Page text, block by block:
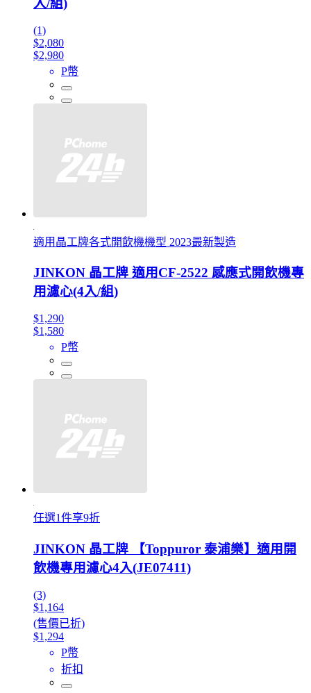
入/組)
(1)
$2,080
$2,980
P幣
適用晶工牌各式開飲機機型 2023最新製造
JINKON 晶工牌 適用CF-2522 感應式開飲機專
用濾心(4入/組)
$1,290
$1,580
P幣
任選1件享9折
JINKON 晶工牌 【Toppuror 泰浦樂】適用開
飲機專用濾心4入(JE07411)
(3)
$1,164
(售價已折)
$1,294
P幣
折扣